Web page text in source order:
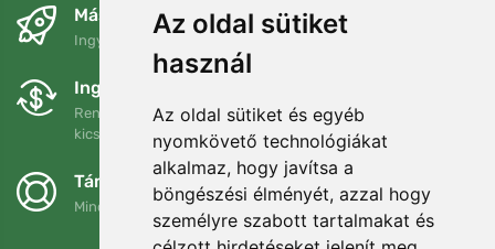
Az oldal sütiket
használ
Az oldal sütiket és egyéb
nyomkövető technológiákat
alkalmaz, hogy javítsa a
böngészési élményét, azzal hogy
személyre szabott tartalmakat és
Másnapra és ingyenesen
Ingyenes szállítás a következő összeg felett: 80 EUR
Ingyenes csere és visszaküldés
Rendelését 90 napon belül bármikor visszaküldheti vagy
kicserélheti.
Támogatjuk a Trees.org-ot
Minden megrendelésért ültetünk egy fát! BővebbenRólunk